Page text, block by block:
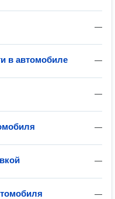
—
—
в автомобиле
—
—
—
—